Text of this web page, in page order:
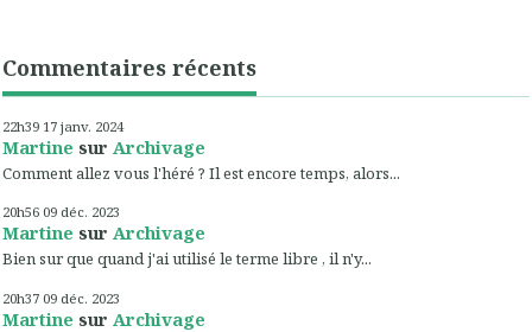
Commentaires récents
22h39 17 janv. 2024
Martine sur Archivage
Comment allez vous l'héré ? Il est encore temps, alors...
20h56 09 déc. 2023
Martine sur Archivage
Bien sur que quand j'ai utilisé le terme libre , il n'y...
20h37 09 déc. 2023
Martine sur Archivage